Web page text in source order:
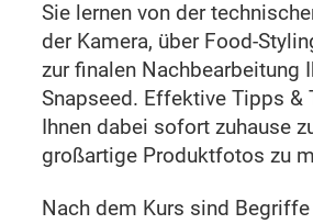
Sie lernen von der
der Kamera, über Food-
zur finalen Nachbearbeitung
Snapseed. Effektive Tipps &
Ihnen dabei sofort zuhause
großartige Produktfotos zu
Nach dem Kurs sind Begriffe